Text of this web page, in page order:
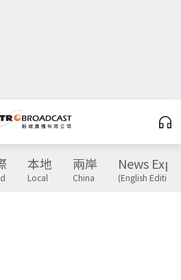
本地
Local
兩岸
China
News
(English Edition)